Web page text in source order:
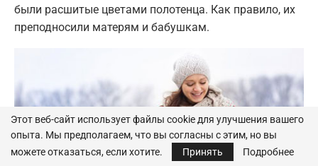
были расшитые цветами полотенца. Как правило, их
преподносили матерям и бабушкам.
Этот веб-сайт использует файлы cookie для улучшения вашего
опыта. Мы предполагаем, что вы согласны с этим, но вы
можете отказаться, если хотите.
Принять Подробнее